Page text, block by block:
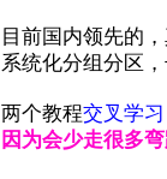
目前国内领先的
系统化分组分区
两个教程交叉学习
因为会少走很多